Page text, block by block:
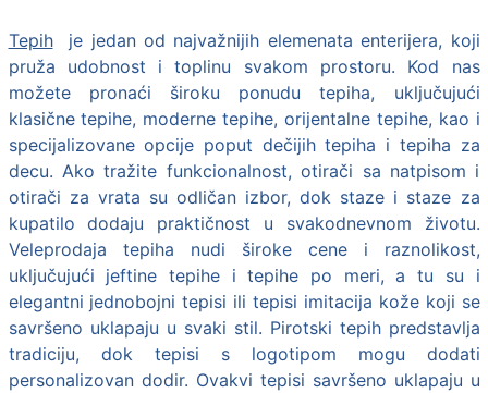
Tepihje jedan od najvažnijih elemenata enterijera, koji
pruža udobnost i toplinu svakom prostoru. Kod nas
možete pronaći široku ponudu tepiha, uključujući
klasične tepihe, moderne tepihe, orijentalne tepihe, kao i
specijalizovane opcije poput dečijih tepiha i tepiha za
decu. Ako tražite funkcionalnost, otirači sa natpisom i
otirači za vrata su odličan izbor, dok staze i staze za
kupatilo dodaju praktičnost u svakodnevnom životu.
Veleprodaja tepiha nudi široke cene i raznolikost,
uključujući jeftine tepihe i tepihe po meri, a tu su i
elegantni jednobojni tepisi ili tepisi imitacija kože koji se
savršeno uklapaju u svaki stil. Pirotski tepih predstavlja
tradiciju, dok tepisi s logotipom mogu dodati
personalizovan dodir. Ovakvi tepisi savršeno uklapaju u